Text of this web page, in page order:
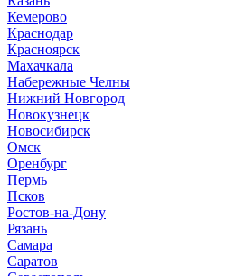
Кемерово
Краснодар
Красноярск
Махачкала
Набережные Челны
Нижний Новгород
Новокузнецк
Новосибирск
Омск
Оренбург
Пермь
Псков
Ростов-на-Дону
Рязань
Самара
Саратов